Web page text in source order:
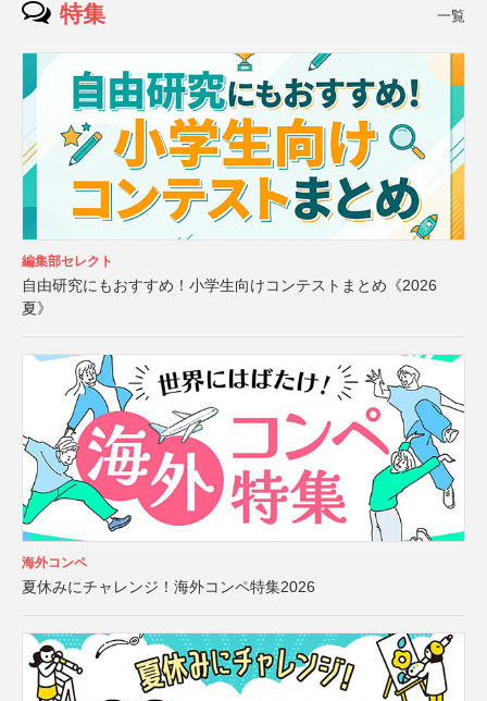
特集 一覧
編集部セレクト
自由研究にもおすすめ！小学生向けコンテストまとめ《2026
夏》
海外コンペ
夏休みにチャレンジ！海外コンペ特集2026